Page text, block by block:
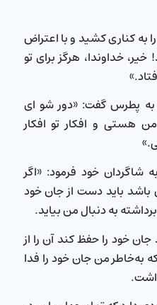
به كناری كشید و با اعتراض
خداوندا، هرگز برای تو
به پطرس گفت: «دور شو ای
هستی و افكار تو افكار
خود فرمود: «اگر
باید دست از جان خود
به دنبال من بیاید.
جان خود را حفظ كند آن را از
به‌خاطر من جان خود را فدا